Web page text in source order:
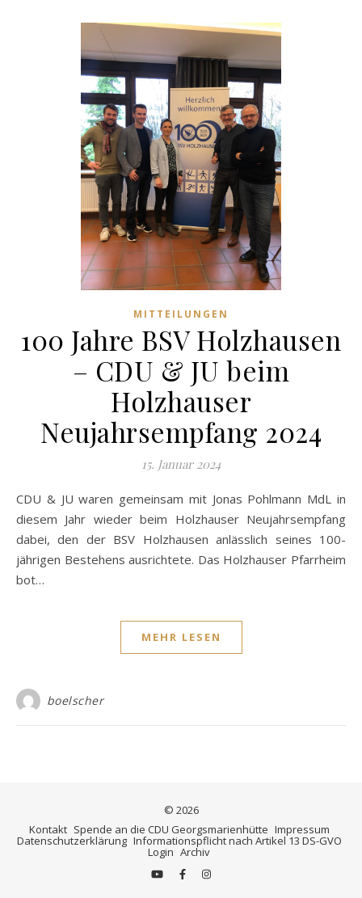
MITTEILUNGEN
100 Jahre BSV Holzhausen
– CDU & JU beim
Holzhauser
Neujahrsempfang 2024
15. Januar 2024
CDU & JU waren gemeinsam mit Jonas Pohlmann MdL in
diesem Jahr wieder beim Holzhauser Neujahrsempfang
dabei, den der BSV Holzhausen anlässlich seines 100-
jährigen Bestehens ausrichtete. Das Holzhauser Pfarrheim
bot…
MEHR LESEN
boelscher
© 2026
Kontakt Spende an die CDU Georgsmarienhütte Impressum
Datenschutzerklärung Informationspflicht nach Artikel 13 DS-GVO
Login Archiv